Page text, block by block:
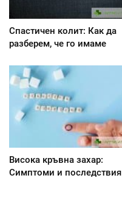
Спастичен колит: Как да
разберем, че го имаме
Висока кръвна захар:
Симптоми и последствия